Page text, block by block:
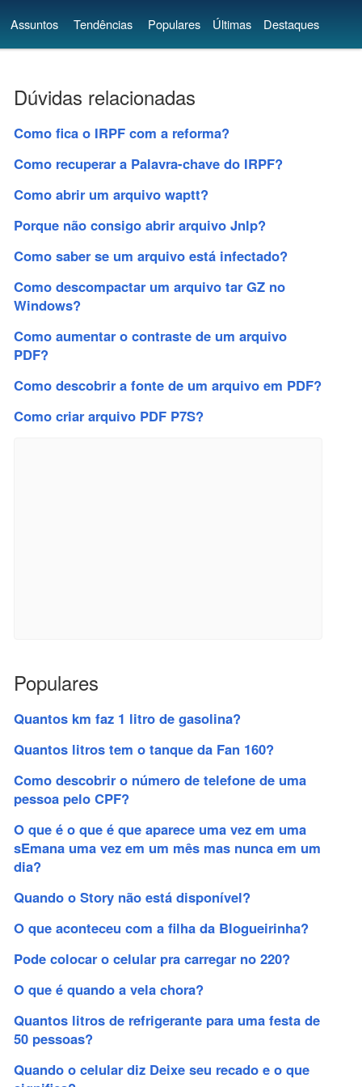
Assuntos Tendências Populares Últimas Destaques
Dúvidas relacionadas
Como fica o IRPF com a reforma?
Como recuperar a Palavra-chave do IRPF?
Como abrir um arquivo waptt?
Porque não consigo abrir arquivo Jnlp?
Como saber se um arquivo está infectado?
Como descompactar um arquivo tar GZ no
Windows?
Como aumentar o contraste de um arquivo
PDF?
Como descobrir a fonte de um arquivo em PDF?
Como criar arquivo PDF P7S?
Populares
Quantos km faz 1 litro de gasolina?
Quantos litros tem o tanque da Fan 160?
Como descobrir o número de telefone de uma
pessoa pelo CPF?
O que é o que é que aparece uma vez em uma
sEmana uma vez em um mês mas nunca em um
dia?
Quando o Story não está disponível?
O que aconteceu com a filha da Blogueirinha?
Pode colocar o celular pra carregar no 220?
O que é quando a vela chora?
Quantos litros de refrigerante para uma festa de
50 pessoas?
Quando o celular diz Deixe seu recado e o que